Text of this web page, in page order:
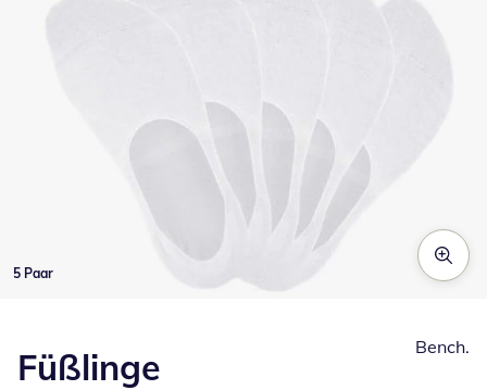
5 Paar
Füßlinge Bench.